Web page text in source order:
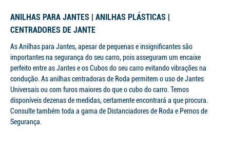
ANILHAS PARA JANTES | ANILHAS PLÁSTICAS |
CENTRADORES DE JANTE
As Anilhas para Jantes, apesar de pequenas e insignificantes são
importantes na segurança do seu carro, pois asseguram um encaixe
perfeito entre as Jantes e os Cubos do seu carro evitando vibrações na
condução. As anilhas centradoras de Roda permitem o uso de Jantes
Universais ou com furos maiores do que o cubo do carro. Temos
disponíveis dezenas de medidas, certamente encontrará a que procura.
Consulte também toda a gama de Distanciadores de Roda e Pernos de
Segurança.